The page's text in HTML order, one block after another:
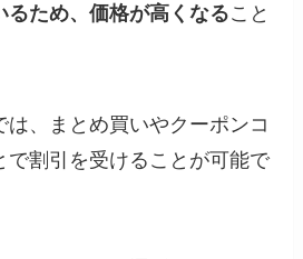
るため、価格が高くなること
、まとめ買いやクーポンコ
で割引を受けることが可能で